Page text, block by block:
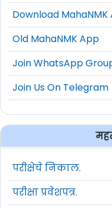
Download MahaNMK
Old MahaNMK App
Join WhatsApp
Join Us On Telegram
परीक्षेचे निकाल.
परीक्षा प्रवेशपत्र.